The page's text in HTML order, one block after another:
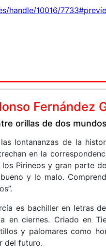
handle/10016/
Fernández
orillas de dos
lontananzas de la
en la
los Pirineos y gran parte
y lo malo.
es bachiller en letras
en ciernes. Criado en
y palomares como
del futuro.